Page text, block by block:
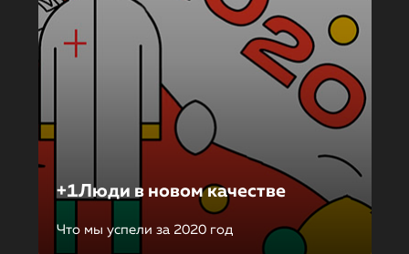
+1Люди в новом качестве
Что мы успели за 2020 год